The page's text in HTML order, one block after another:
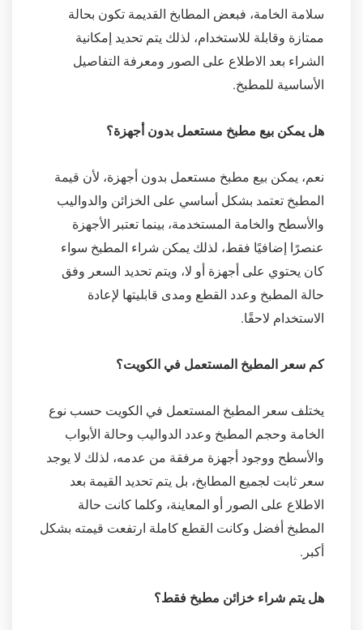
سلامة الخامة، فبعض المطابخ القديمة تكون بحالة
ممتازة وقابلة للاستخدام، لذلك يتم تحديد إمكانية
الشراء بعد الاطلاع على الصور ومعرفة التفاصيل
الأساسية للمطبخ.
هل يمكن بيع مطبخ مستعمل بدون أجهزة؟
نعم، يمكن بيع مطبخ مستعمل بدون أجهزة، لأن قيمة
المطبخ تعتمد بشكل أساسي على الخزائن والدواليب
والأسطح والخامة المستخدمة، بينما تعتبر الأجهزة
عنصرًا إضافيًا فقط، لذلك يمكن شراء المطبخ سواء
كان يحتوي على أجهزة أو لا، ويتم تحديد السعر وفق
حالة المطبخ وعدد القطع ومدى قابليتها لإعادة
الاستخدام لاحقًا.
كم سعر المطبخ المستعمل في الكويت؟
يختلف سعر المطبخ المستعمل في الكويت حسب نوع
الخامة وحجم المطبخ وعدد الدواليب وحالة الأبواب
والأسطح ووجود أجهزة مرفقة من عدمه، لذلك لا يوجد
سعر ثابت لجميع المطابخ، بل يتم تحديد القيمة بعد
الاطلاع على الصور أو المعاينة، وكلما كانت حالة
المطبخ أفضل وكانت القطع كاملة ارتفعت قيمته بشكل
أكبر.
هل يتم شراء خزائن مطبخ فقط؟